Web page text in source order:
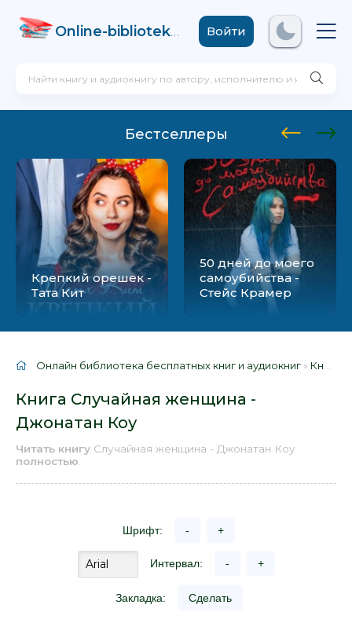
Online-biblioteka .comВойти
Бестселлеры
Крепкий орешек -
Тата Кит
50 дней до моего
самоубийства -
Стейс Крамер
Онлайн библиотека бесплатных книг и аудиокниг » Книги
Книга Случайная женщина -
Джонатан Коу
Читать книгу Случайная женщина - Джонатан Коу
полностью
Шрифт: - +
Интервал: - +
Закладка: Сделать